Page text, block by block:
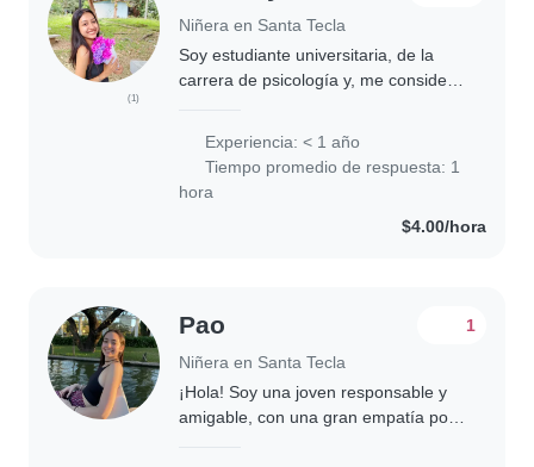
(1)
Niñera en Santa Tecla
Soy estudiante universitaria, de la
carrera de psicología y, me considero
niños, uno de 13 años y otra de 9,
Experiencia: < 1 año
Tiempo promedio de respuesta: 1
hora
$4.00/hora
Pao
Niñera en Santa Tecla
1
¡Hola! Soy una joven responsable y
amigable, con una gran empatía por